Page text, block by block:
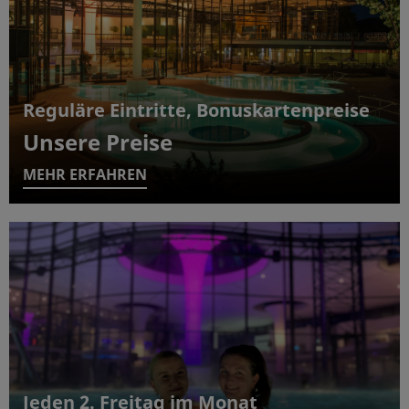
Reguläre Eintritte, Bonuskartenpreise
Unsere Preise
MEHR ERFAHREN
Jeden 2. Freitag im Monat